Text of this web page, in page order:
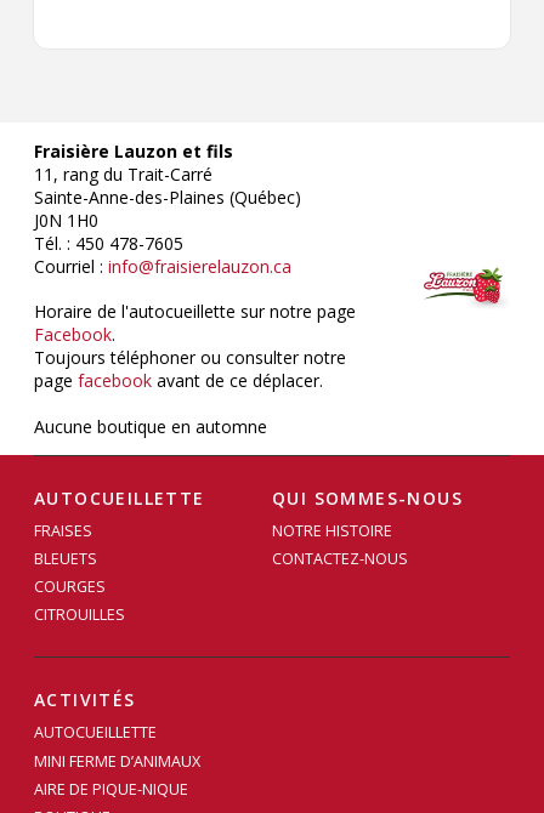
Fraisière Lauzon et fils
11, rang du Trait-Carré
Sainte-Anne-des-Plaines (Québec)
J0N 1H0
Tél. : 450 478-7605
Courriel : info@fraisierelauzon.ca
Horaire de l'autocueillette sur notre page
Facebook.
Toujours téléphoner ou consulter notre
page facebook avant de ce déplacer.
Aucune boutique en automne
AUTOCUEILLETTE
FRAISES
BLEUETS
COURGES
CITROUILLES
QUI SOMMES-NOUS
NOTRE HISTOIRE
CONTACTEZ-NOUS
ACTIVITÉS
AUTOCUEILLETTE
MINI FERME D’ANIMAUX
AIRE DE PIQUE-NIQUE